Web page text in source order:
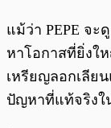
แม้ว่า PEPE จ
หาโอกาสที่ยิ่งให
เหรียญลอกเลีย
ปัญหาที่แท้จริงใ